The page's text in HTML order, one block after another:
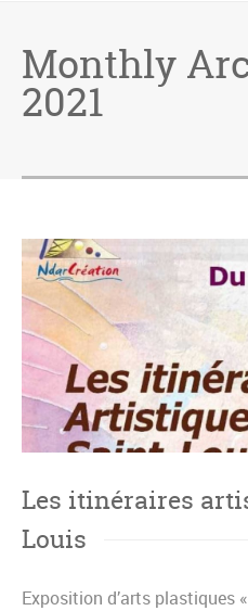
Monthly
2021
Les itinéraires
Louis
Exposition d’arts plastiques